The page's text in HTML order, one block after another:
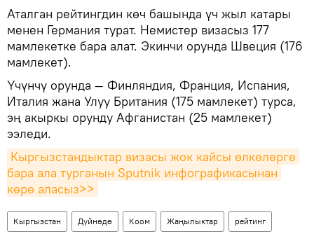
Аталган рейтингдин көч башында үч жыл катары
менен Германия турат. Немистер визасыз 177
мамлекетке бара алат. Экинчи орунда Швеция (176
мамлекет).
Үчүнчү орунда — Финляндия, Франция, Испания,
Италия жана Улуу Британия (175 мамлекет) турса,
эң акыркы орунду Афганистан (25 мамлекет)
ээледи.
Кыргызстандыктар визасы жок кайсы өлкөлөргө
бара ала турганын Sputnik инфографикасынан
көрө аласыз>>
Кыргызстан Дүйнөдө Коом Жаңылыктар рейтинг